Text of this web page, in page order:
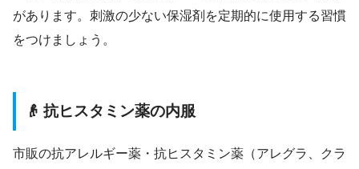
があります。刺激の少ない保湿剤を定期的に使用する習慣
をつけましょう。
👴 抗ヒスタミン薬の内服
市販の抗アレルギー薬・抗ヒスタミン薬（アレグラ、クラ